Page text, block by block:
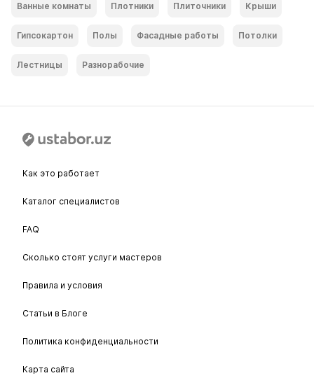
Ванные комнаты Плотники Плиточники Крыши
Гипсокартон Полы Фасадные работы Потолки
Лестницы Разнорабочие
Как это работает
Каталог специалистов
FAQ
Сколько стоят услуги мастеров
Правила и условия
Статьи в Блоге
Политика конфиденциальности
Карта сайта